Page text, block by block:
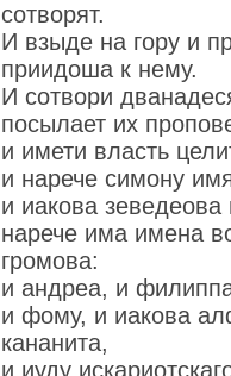
сотворят.
И взыде на гору и
приидоша к нему.
И сотвори
посылает их
и имети власть
и нарече симону
и иакова
нарече има имена
громова:
и андреа, и
и фому, и иакова
кананита,
и иуду